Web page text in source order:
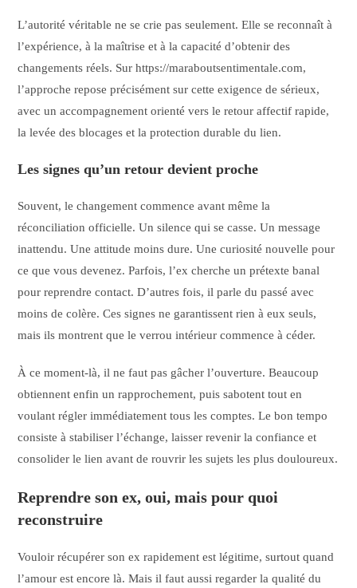
L’autorité véritable ne se crie pas seulement. Elle se reconnaît à
l’expérience, à la maîtrise et à la capacité d’obtenir des
changements réels. Sur https://maraboutsentimentale.com,
l’approche repose précisément sur cette exigence de sérieux,
avec un accompagnement orienté vers le retour affectif rapide,
la levée des blocages et la protection durable du lien.
Les signes qu’un retour devient proche
Souvent, le changement commence avant même la
réconciliation officielle. Un silence qui se casse. Un message
inattendu. Une attitude moins dure. Une curiosité nouvelle pour
ce que vous devenez. Parfois, l’ex cherche un prétexte banal
pour reprendre contact. D’autres fois, il parle du passé avec
moins de colère. Ces signes ne garantissent rien à eux seuls,
mais ils montrent que le verrou intérieur commence à céder.
À ce moment-là, il ne faut pas gâcher l’ouverture. Beaucoup
obtiennent enfin un rapprochement, puis sabotent tout en
voulant régler immédiatement tous les comptes. Le bon tempo
consiste à stabiliser l’échange, laisser revenir la confiance et
consolider le lien avant de rouvrir les sujets les plus douloureux.
Reprendre son ex, oui, mais pour quoi
reconstruire
Vouloir récupérer son ex rapidement est légitime, surtout quand
l’amour est encore là. Mais il faut aussi regarder la qualité du